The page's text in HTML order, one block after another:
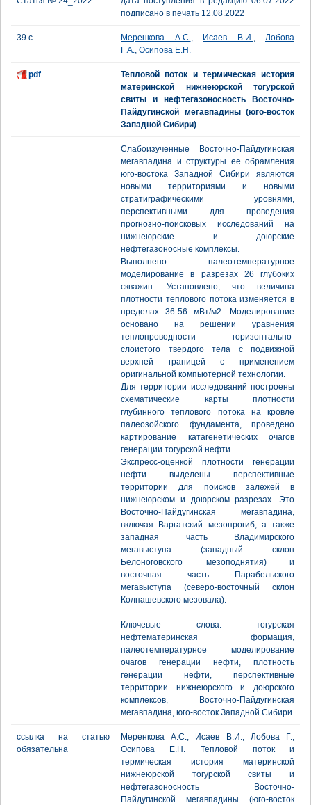
подписано в печать 12.08.2022
39 с. Меренкова А.С., Исаев В.И., Лобова
Г.А., Осипова Е.Н.
pdf
Тепловой поток и термическая история
материнской нижнеюрской тогурской
свиты и нефтегазоносность Восточно-
Пайдугинской мегавпадины (юго-восток
Западной Сибири)
Слабоизученные Восточно-Пайдугинская
мегавпадина и структуры ее обрамления
юго-востока Западной Сибири являются
новыми территориями и новыми
стратиграфическими уровнями,
перспективными для проведения
прогнозно-поисковых исследований на
нижнеюрские и доюрские
нефтегазоносные комплексы.
Выполнено палеотемпературное
моделирование в разрезах 26 глубоких
скважин. Установлено, что величина
плотности теплового потока изменяется в
пределах 36-56 мВт/м2. Моделирование
основано на решении уравнения
теплопроводности горизонтально-
слоистого твердого тела с подвижной
верхней границей с применением
оригинальной компьютерной технологии.
Для территории исследований построены
схематические карты плотности
глубинного теплового потока на кровле
палеозойского фундамента, проведено
картирование катагенетических очагов
генерации тогурской нефти.
Экспресс-оценкой плотности генерации
нефти выделены перспективные
территории для поисков залежей в
нижнеюрском и доюрском разрезах. Это
Восточно-Пайдугинская мегавпадина,
включая Варгатский мезопрогиб, а также
западная часть Владимирского
мегавыступа (западный склон
Белоноговского мезоподнятия) и
восточная часть Парабельского
мегавыступа (северо-восточный склон
Колпашевского мезовала).
Ключевые слова: тогурская
нефтематеринская формация,
палеотемпературное моделирование
очагов генерации нефти, плотность
генерации нефти, перспективные
территории нижнеюрского и доюрского
комплексов, Восточно-Пайдугинская
мегавпадина, юго-восток Западной Сибири.
ссылка на статью
обязательна
Меренкова А.С., Исаев В.И., Лобова Г.,
Осипова Е.Н. Тепловой поток и
термическая история материнской
нижнеюрской тогурской свиты и
нефтегазоносность Восточно-
Пайдугинской мегавпадины (юго-восток